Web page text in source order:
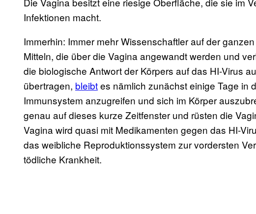
Infektionen macht.
Immerhin: Immer mehr Wissenschaftler auf der
Mitteln, die über die Vagina angewandt werden und
die biologische Antwort der Körpers auf das HI-Virus
übertragen, bleibtes nämlich zunächst einige Tage in
Immunsystem anzugreifen und sich im Körper
genau auf dieses kurze Zeitfenster und rüsten die
Vagina wird quasi mit Medikamenten gegen das HI-
das weibliche Reproduktionssystem zur vordersten
tödliche Krankheit.